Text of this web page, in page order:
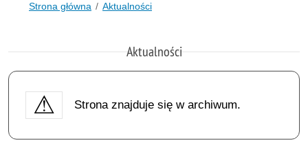
Strona główna Aktualności
Aktualności
Strona znajduje się w archiwum.